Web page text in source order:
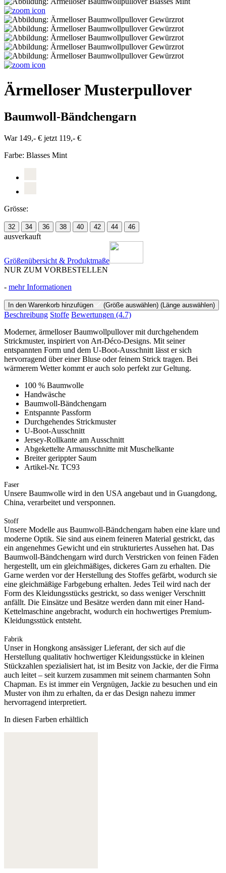
Ärmelloser Musterpullover
Baumwoll-Bändchengarn
War 149,- € jetzt 119,- €
Farbe: Blasses Mint
Grösse:
32 34 36 38 40 42 44 46
ausverkauft
Größenübersicht & Produktmaße
NUR ZUM VORBESTELLEN
- mehr Informationen
In den Warenkorb hinzufügen (Größe auswählen) (Länge auswählen)
Beschreibung Stoffe Bewertungen (4.7)
Moderner, ärmelloser Baumwollpullover mit durchgehendem
Strickmuster, inspiriert von Art-Déco-Designs. Mit seiner
entspannten Form und dem U-Boot-Ausschnitt lässt er sich
hervorragend über einer Bluse oder feinem Strick tragen. Bei
wärmerem Wetter kommt er auch solo perfekt zur Geltung.
100 % Baumwolle
Handwäsche
Baumwoll-Bändchengarn
Entspannte Passform
Durchgehendes Strickmuster
U-Boot-Ausschnitt
Jersey-Rollkante am Ausschnitt
Abgekettelte Armausschnitte mit Muschelkante
Breiter gerippter Saum
Artikel-Nr. TC93
Faser
Unsere Baumwolle wird in den USA angebaut und in Guangdong,
China, verarbeitet und versponnen.
Stoff
Unsere Modelle aus Baumwoll-Bändchengarn haben eine klare und
moderne Optik. Sie sind aus einem feineren Material gestrickt, das
ein angenehmes Gewicht und ein strukturiertes Aussehen hat. Das
Baumwoll-Bändchengarn wird durch Verstricken von feinen Fäden
hergestellt, um ein gleichmäßiges, dickeres Garn zu erhalten. Die
Garne werden vor der Herstellung des Stoffes gefärbt, wodurch sie
eine gleichmäßige Farbgebung erhalten. Jedes Teil wird nach der
Form des Kleidungsstücks gestrickt, so dass weniger Verschnitt
anfällt. Die Einsätze und Besätze werden dann mit einer Hand-
Kettelmaschine angebracht, wodurch ein hochwertiges Premium-
Kleidungsstück entsteht.
Fabrik
Unser in Hongkong ansässiger Lieferant, der sich auf die
Herstellung qualitativ hochwertiger Kleidungsstücke in kleinen
Stückzahlen spezialisiert hat, ist im Besitz von Jackie, der die Firma
auch leitet – seit kurzem zusammen mit seinem charmanten Sohn
Chapman. Es ist immer ein Vergnügen, Jackie zu besuchen und ein
Muster von ihm zu erhalten, da er das Design nahezu immer
hervorragend interpretiert.
In diesen Farben erhältlich